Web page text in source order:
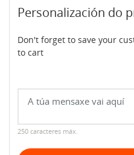
Personalización do
Don't forget to save your
to cart
250 caracteres máx.